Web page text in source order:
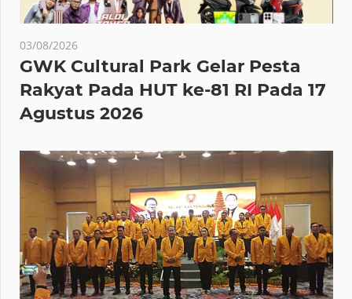
03/08/2026
GWK Cultural Park Gelar Pesta
Rakyat Pada HUT ke-81 RI Pada 17
Agustus 2026